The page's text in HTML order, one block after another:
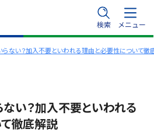
検索 メニュー
ない？加入不要といわれる理由と必要性について徹
い？加入不要といわれる
徹底解説